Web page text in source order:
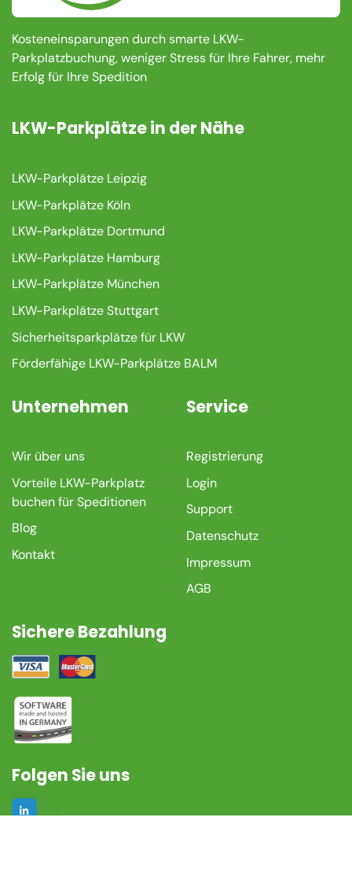
Kosteneinsparungen durch smarte LKW-
Parkplatzbuchung, weniger Stress für Ihre Fahrer, mehr
Erfolg für Ihre Spedition
LKW-Parkplätze in der Nähe
LKW-Parkplätze Leipzig
LKW-Parkplätze Köln
LKW-Parkplätze Dortmund
LKW-Parkplätze Hamburg
LKW-Parkplätze München
LKW-Parkplätze Stuttgart
Sicherheitsparkplätze für LKW
Förderfähige LKW-Parkplätze BALM
Unternehmen
Wir über uns
Vorteile LKW-Parkplatz
buchen für Speditionen
Blog
Kontakt
Service
Registrierung
Login
Support
Datenschutz
Impressum
AGB
Sichere Bezahlung
Folgen Sie uns